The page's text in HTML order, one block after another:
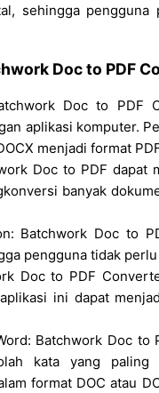
sehingga
Doc to PDF
Doc to PDF
aplikasi komputer.
menjadi format
Doc to PDF
banyak
Batchwork Doc to
pengguna tidak
Doc to PDF
ini dapat
Batchwork Doc
kata yang
format DOC atau